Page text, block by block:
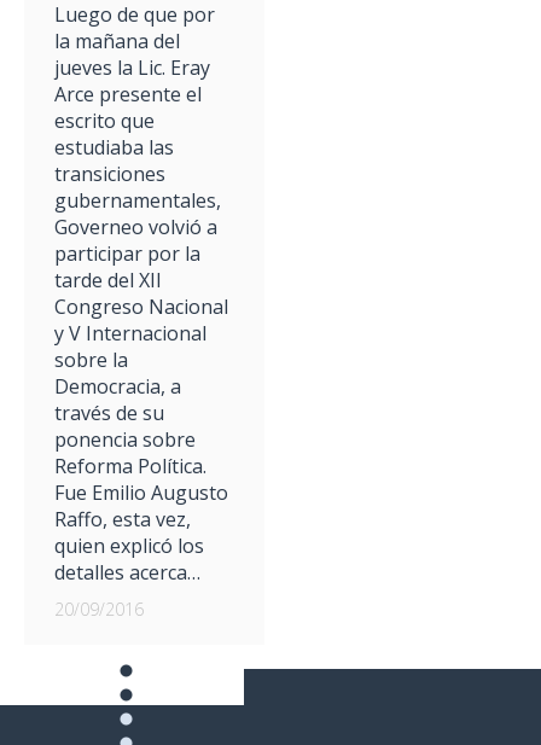
Luego de que por
la mañana del
jueves la Lic. Eray
Arce presente el
escrito que
estudiaba las
transiciones
gubernamentales,
Governeo volvió a
participar por la
tarde del XII
Congreso Nacional
y V Internacional
sobre la
Democracia, a
través de su
ponencia sobre
Reforma Política.
Fue Emilio Augusto
Raffo, esta vez,
quien explicó los
detalles acerca…
20/09/2016